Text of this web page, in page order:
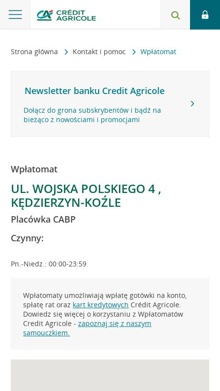
Strona główna Kontakt i pomoc Wpłatomat
Newsletter banku Credit Agricole
Dołącz do grona subskrybentów i bądź na
bieżąco z nowościami i promocjami
Wpłatomat
UL. WOJSKA POLSKIEGO 4 ,
KĘDZIERZYN-KOŹLE
Placówka CABP
Czynny:
Pn.-Niedz.: 00:00-23:59
Wpłatomaty umożliwiają wpłatę gotówki na konto,
spłatę rat oraz kart kredytowych Crédit Agricole.
Dowiedz się więcej o korzystaniu z Wpłatomatów
Credit Agricole -zapoznaj się z naszym
samouczkiem.